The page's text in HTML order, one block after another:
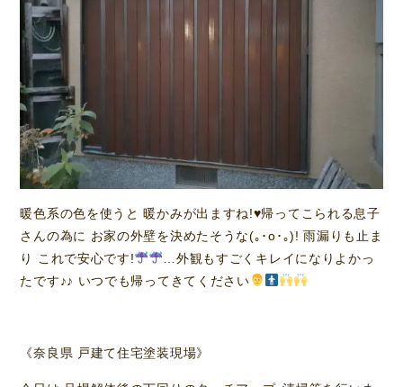
暖色系の色を使うと 暖かみが出ますね!♥️帰ってこられる息子
さんの為に お家の外壁を決めたそうな(｡･о･｡)! 雨漏りも止ま
り これで安心です!
…外観もすごくキレイになりよかっ
たです♪♪ いつでも帰ってきてください
《奈良県 戸建て住宅塗装現場》